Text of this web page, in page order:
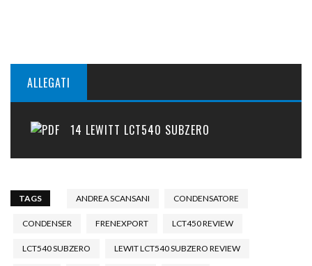
ALLEGATI
14 LEWITT LCT540 SUBZERO
TAGS ANDREA SCANSANI CONDENSATORE
CONDENSER FRENEXPORT LCT450 REVIEW
LCT540 SUBZERO LEWIT LCT540 SUBZERO REVIEW